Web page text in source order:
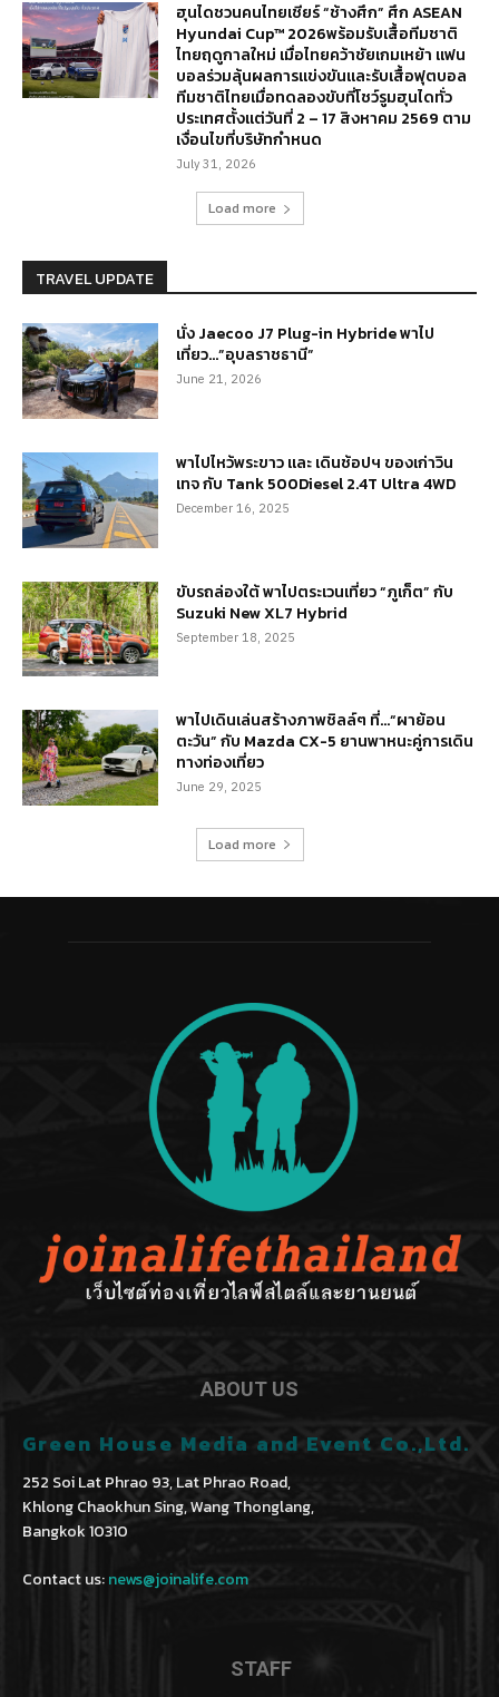
ฮุนไดชวนคนไทยเชียร์ “ช้างศึก” ศึก ASEAN
Hyundai Cup™ 2026พร้อมรับเสื้อทีมชาติ
ไทยฤดูกาลใหม่ เมื่อไทยคว้าชัยเกมเหย้า แฟน
บอลร่วมลุ้นผลการแข่งขันและรับเสื้อฟุตบอล
ทีมชาติไทยเมื่อทดลองขับที่โชว์รูมฮุนไดทั่ว
ประเทศตั้งแต่วันที่ 2 – 17 สิงหาคม 2569 ตาม
เงื่อนไขที่บริษัทกำหนด
July 31, 2026
Load more
TRAVEL UPDATE
นั่ง Jaecoo J7 Plug-in Hybride พาไป
เที่ยว…”อุบลราชธานี”
June 21, 2026
พาไปไหว้พระขาว และ เดินช้อปฯ ของเก่าวิน
เทจ กับ Tank 500Diesel 2.4T Ultra 4WD
December 16, 2025
ขับรถล่องใต้ พาไปตระเวนเที่ยว “ภูเก็ต” กับ
Suzuki New XL7 Hybrid
September 18, 2025
พาไปเดินเล่นสร้างภาพชิลล์ๆ ที่…“ผาย้อน
ตะวัน” กับ Mazda CX-5 ยานพาหนะคู่การเดิน
ทางท่องเที่ยว
June 29, 2025
Load more
ABOUT US
Green House Media and Event Co.,Ltd.
252 Soi Lat Phrao 93, Lat Phrao Road,
Khlong Chaokhun Sing, Wang Thonglang,
Bangkok 10310
Contact us:news@joinalife.com
STAFF